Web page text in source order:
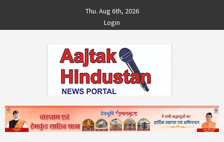
content
Thu. Aug 6th, 2026
Login